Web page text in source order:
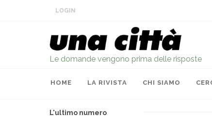
LOGIN
Le domande vengono prima delle risposte
HOME LA RIVISTA CHI SIAMO
L'ultimo numero